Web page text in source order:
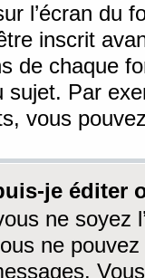
l’écran du
inscrit
de chaque
sujet. Par
vous
je éditer
ne soyez
ne